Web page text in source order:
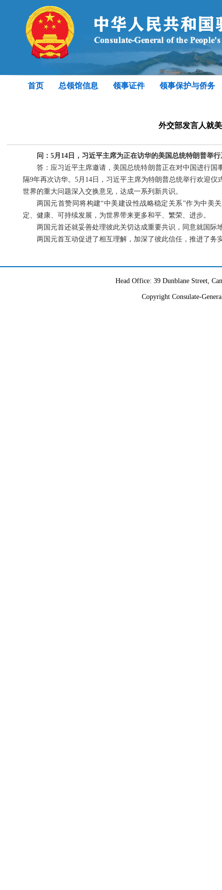
首页 总领馆信息 领事证件 领事保护与侨务
外交部发言人就
问：5月14日，习近平主席为正在访华的美国总统特朗普举
答：应习近平主席邀请，美国总统特朗普正在对中国进行
隔9年再次访华。5月14日，习近平主席为特朗普总统举行欢迎
世界的重大问题深入交换意见，达成一系列新共识。
两国元首赞同将构建“中美建设性战略稳定关系”作为中美
定、健康、可持续发展，为世界带来更多和平、繁荣、进步。
两国元首还就妥善处理彼此关切达成重要共识，同意就国际
两国元首互动促进了相互理解，加深了彼此信任，推进了
Head Office: 39 Dunblane Street,
Copyright Consulate-